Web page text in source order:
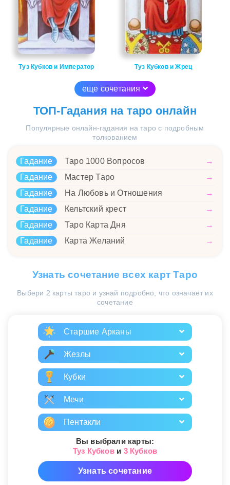
Туз Кубков и Император Туз Кубков и Жрец
еще сочетания
ТОП-Гадания на таро онлайн
Популярные онлайн-гадания на таро с подробным
толкованием
Гадание Таро 1000 Вопросов
→
Гадание
Мастер Таро
→
Гадание
На Любовь и Отношения
→
Гадание
Кельтский крест
→
Гадание
Таро Карта Дня
→
Гадание
Карта Желаний →
Узнать сочетание всех карт Таро
Выбери 2 карты таро и узнай подробно, что означает их
сочетание
Старшие Арканы
Жезлы
Кубки
Мечи
Пентакли
Вы выбрали карты:
Туз Кубкови 3 Кубков
Узнать сочетание